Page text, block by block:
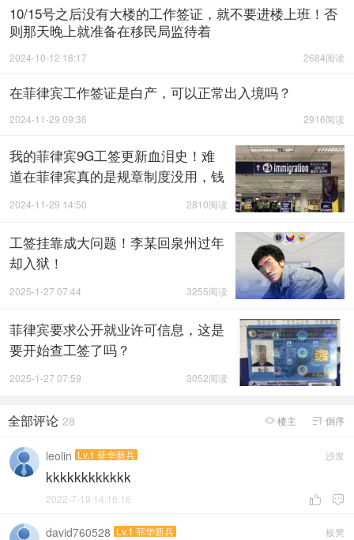
10/15号之后没有大楼的工作签证，就不要进楼上班！否
则那天晚上就准备在移民局监待着
2684阅读
2024-10-12 18:17
在菲律宾工作签证是白产，可以正常出入境吗？
2916阅读
2024-11-29 09:36
我的菲律宾9G工签更新血泪史！难
道在菲律宾真的是规章制度没用，钱
才管用吗？
2810阅读
2024-11-29 14:50
工签挂靠成大问题！李某回泉州过年
却入狱！
3255阅读
2025-1-27 07:44
菲律宾要求公开就业许可信息，这是
要开始查工签了吗？
3052阅读
2025-1-27 07:59
 楼主  倒序
全部评论 28
沙发
leolin Lv.1 菲华新兵
kkkkkkkkkkkk
 
2022-7-19 14:16:16
板凳
david760528 Lv.1 菲华新兵